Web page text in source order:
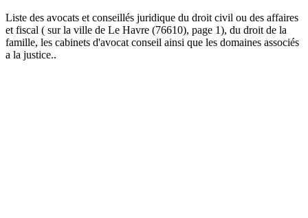
Liste des avocats et conseillés juridique du droit civil ou des affaires
et fiscal ( sur la ville de Le Havre (76610), page 1), du droit de la
famille, les cabinets d'avocat conseil ainsi que les domaines associés
a la justice..